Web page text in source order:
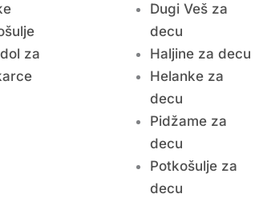
za
Dugi Veš za
decu
Haljine za decu
Helanke za
decu
Pidžame za
decu
Potkošulje za
decu